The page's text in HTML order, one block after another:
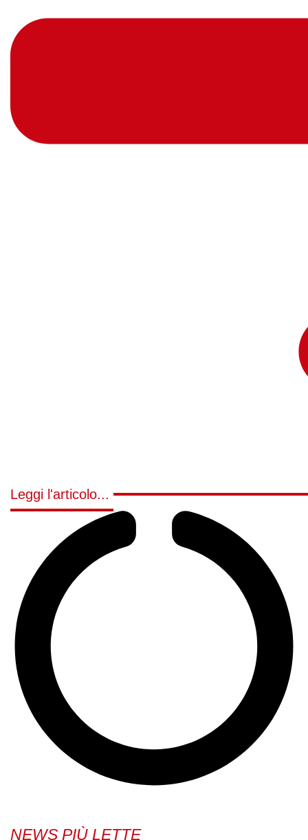
Leggi l'articolo...
NEWS PIÙ LETTE